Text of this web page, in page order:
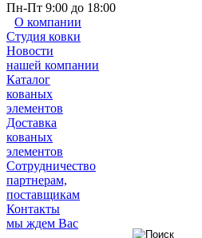
Пн-Пт 9:00 до 18:00
О компании
Студия ковки
Новости
нашей компании
Каталог
кованых
элементов
Доставка
кованых
элементов
Сотрудничество
партнерам,
поставщикам
Контакты
мы ждем Вас